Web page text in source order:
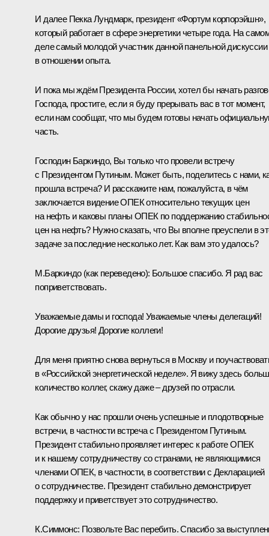
И далее Пекка Лундмарк, президент «Фортум корпорэйшн»,
который работает в сфере энергетики четыре года. На
деле самый молодой участник данной панельной дискуссии
в отношении опыта.
И пока мы ждём Президента России, хотел бы начать
Господа, простите, если я буду прерывать вас в тот момент,
если нам сообщат, что мы будем готовы начать
часть.
Господин Баркиндо, Вы только что провели встречу
с Президентом Путиным. Может быть, поделитесь с нами,
прошла встреча? И расскажите нам, пожалуйста, в чём
заключается видение ОПЕК относительно текущих цен
на нефть и каковы планы ОПЕК по поддержанию
цен на нефть? Нужно сказать, что Вы вполне преуспели в
задаче за последние несколько лет. Как вам это удалось?
М.Баркиндо (как переведено): Большое спасибо. Я рад вас
поприветствовать.
Уважаемые дамы и господа! Уважаемые члены делегаций!
Дорогие друзья! Дорогие коллеги!
Для меня приятно снова вернуться в Москву и
в «Российской энергетической неделе». Я вижу здесь
количество коллег, скажу даже – друзей по отрасли.
Как обычно у нас прошли очень успешные и плодотворные
встречи, в частности встреча с Президентом Путиным.
Президент стабильно проявляет интерес к работе ОПЕК
и к нашему сотрудничеству со странами, не являющимися
членами ОПЕК, в частности, в соответствии с Декларацией
о сотрудничестве. Президент стабильно демонстрирует
поддержку и приветствует это сотрудничество.
К.Симмонс: Позвольте Вас перебить. Спасибо за